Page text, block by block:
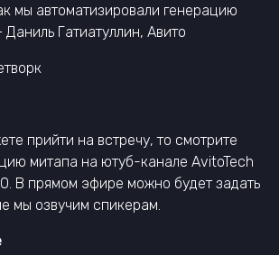
мы автоматизировали генерацию
Гатиатуллин, Авито
прийти на встречу, то смотрите
митапа на ютуб-канале AvitoTech
В прямом эфире можно будет задать
мы озвучим спикерам.